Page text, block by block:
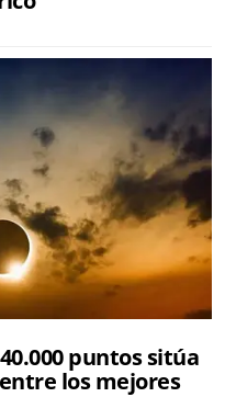
puntos sitúa
los mejores